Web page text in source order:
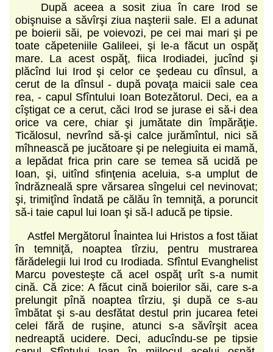
După aceea a sosit ziua în care Irod se
obişnuise a săvîrşi ziua naşterii sale. El a adunat
pe boierii săi, pe voievozi, pe cei mai mari şi pe
toate căpeteniile Galileei, şi le-a făcut un ospăţ
mare. La acest ospăţ, fiica Irodiadei, jucînd şi
plăcînd lui Irod şi celor ce şedeau cu dînsul, a
cerut de la dînsul - după povaţa maicii sale cea
rea, - capul Sfîntului Ioan Botezătorul. Deci, ea a
cîştigat ce a cerut, căci Irod se jurase ei să-i dea
orice va cere, chiar şi jumătate din împărăţie.
Ticălosul, nevrînd să-şi calce jurămîntul, nici să
mîhnească pe jucătoare şi pe nelegiuita ei mamă,
a lepădat frica prin care se temea să ucidă pe
Ioan, şi, uitînd sfinţenia aceluia, s-a umplut de
îndrăzneală spre vărsarea sîngelui cel nevinovat;
şi, trimiţînd îndată pe călău în temniţă, a poruncit
să-i taie capul lui Ioan şi să-l aducă pe tipsie.
Astfel Mergătorul Înaintea lui Hristos a fost tăiat
în temniţă, noaptea tîrziu, pentru mustrarea
fărădelegii lui Irod cu Irodiada. Sfîntul Evanghelist
Marcu povesteşte că acel ospăţ urît s-a numit
cină. Că zice: A făcut cină boierilor săi, care s-a
prelungit pînă noaptea tîrziu, şi după ce s-au
îmbătat şi s-au desfătat destul prin jucarea fetei
celei fără de ruşine, atunci s-a săvîrşit acea
nedreaptă ucidere. Deci, aducîndu-se pe tipsie